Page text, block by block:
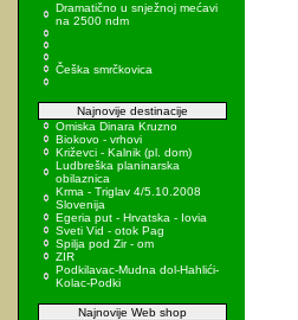
Dramatično u snježnoj mećavi
na 2500 ndm
Češka smrčkovica
Najnovije destinacije
Omiska Dinara Kruzno
Biokovo - vrhovi
Križevci - Kalnik (pl. dom)
Ludbreška planinarska
obilaznica
Krma - Triglav 4/5.10.2008
Slovenija
Egeria put - Hrvatska - Iovia
Sveti Vid - otok Pag
Spilja pod Zir - om
ZIR
Podkilavac-Mudna dol-Hahlići-
Kolac-Podki
Najnovije Web shop